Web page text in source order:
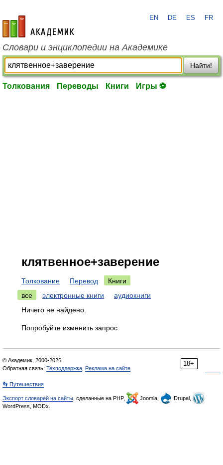
academic.ru
EN DE ES FR
Словари и энциклопедии на Академике
Найти!
Толкования Переводы Книги Игры ⚽
клятвенное+заверение
Толкование Перевод
Книги
все
электронные книги
аудиокниги
Ничего не найдено.
Попробуйте изменить запрос
18+
© Академик, 2000-2026
Обратная связь: Техподдержка Реклама на сайте
👣 Путешествия
Экспорт словарей на сайты , сделанные на PHP, Joomla,
Drupal,
WordPress, MODx.